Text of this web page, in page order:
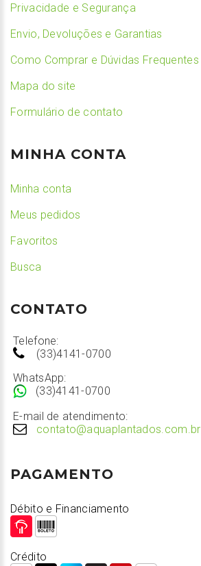
Privacidade e Segurança
Envio, Devoluções e Garantias
Como Comprar e Dúvidas Frequentes
Mapa do site
Formulário de contato
MINHA CONTA
Minha conta
Meus pedidos
Favoritos
Busca
CONTATO
Telefone:
(33)4141-0700
WhatsApp:
(33)4141-0700
E-mail de atendimento:
contato@aquaplantados.com.br
PAGAMENTO
Débito e Financiamento
Crédito